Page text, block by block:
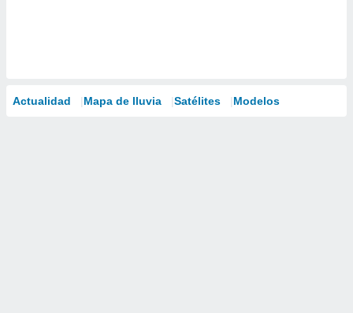
Actualidad Mapa de lluvia Satélites Modelos